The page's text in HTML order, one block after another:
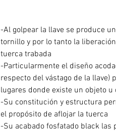
-Al golpear la llave se produce
tornillo y por lo tanto la
tuerca trabada
-Particularmente el diseño
respecto del vástago de la
lugares donde existe un objeto
-Su constitución y estructura
el propósito de aflojar la tuerca
-Su acabado fosfatado black las